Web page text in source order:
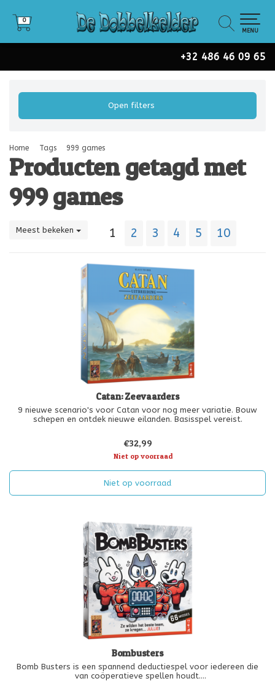
+32 486 46 09 65
0
0
MENU
Open filters
Home Tags 999 games
Producten getagd met
999 games
Meest bekeken 1 2 3 4 5 10
Catan: Zeevaarders
9 nieuwe scenario's voor Catan voor nog meer variatie. Bouw
schepen en ontdek nieuwe eilanden. Basisspel vereist.
€32,99
Niet op voorraad
Niet op voorraad
Bombusters
Bomb Busters is een spannend deductiespel voor iedereen die
van coöperatieve spellen houdt.